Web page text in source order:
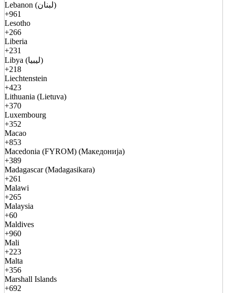
Lebanon (لبنان)
+961
Lesotho
+266
Liberia
+231
Libya (ليبيا)
+218
Liechtenstein
+423
Lithuania (Lietuva)
+370
Luxembourg
+352
Macao
+853
Macedonia (FYROM) (Македонија)
+389
Madagascar (Madagasikara)
+261
Malawi
+265
Malaysia
+60
Maldives
+960
Mali
+223
Malta
+356
Marshall Islands
+692